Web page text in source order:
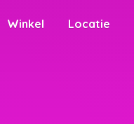
Winkel Locatie